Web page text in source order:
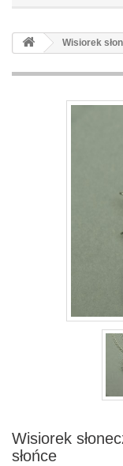
Wisiorek
Wisiorek
słońce